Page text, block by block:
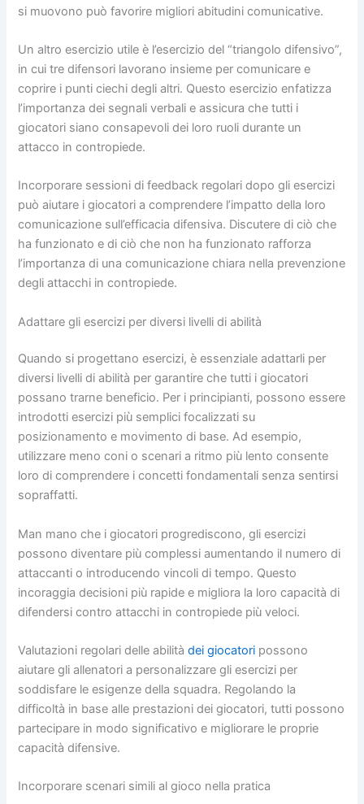
si muovono può favorire migliori abitudini comunicative.
Un altro esercizio utile è l’esercizio del “triangolo difensivo”,
in cui tre difensori lavorano insieme per comunicare e
coprire i punti ciechi degli altri. Questo esercizio enfatizza
l’importanza dei segnali verbali e assicura che tutti i
giocatori siano consapevoli dei loro ruoli durante un
attacco in contropiede.
Incorporare sessioni di feedback regolari dopo gli esercizi
può aiutare i giocatori a comprendere l’impatto della loro
comunicazione sull’efficacia difensiva. Discutere di ciò che
ha funzionato e di ciò che non ha funzionato rafforza
l’importanza di una comunicazione chiara nella prevenzione
degli attacchi in contropiede.
Adattare gli esercizi per diversi livelli di abilità
Quando si progettano esercizi, è essenziale adattarli per
diversi livelli di abilità per garantire che tutti i giocatori
possano trarne beneficio. Per i principianti, possono essere
introdotti esercizi più semplici focalizzati su
posizionamento e movimento di base. Ad esempio,
utilizzare meno coni o scenari a ritmo più lento consente
loro di comprendere i concetti fondamentali senza sentirsi
sopraffatti.
Man mano che i giocatori progrediscono, gli esercizi
possono diventare più complessi aumentando il numero di
attaccanti o introducendo vincoli di tempo. Questo
incoraggia decisioni più rapide e migliora la loro capacità di
difendersi contro attacchi in contropiede più veloci.
Valutazioni regolari delle abilitàdei giocatori possono
aiutare gli allenatori a personalizzare gli esercizi per
soddisfare le esigenze della squadra. Regolando la
difficoltà in base alle prestazioni dei giocatori, tutti possono
partecipare in modo significativo e migliorare le proprie
capacità difensive.
Incorporare scenari simili al gioco nella pratica